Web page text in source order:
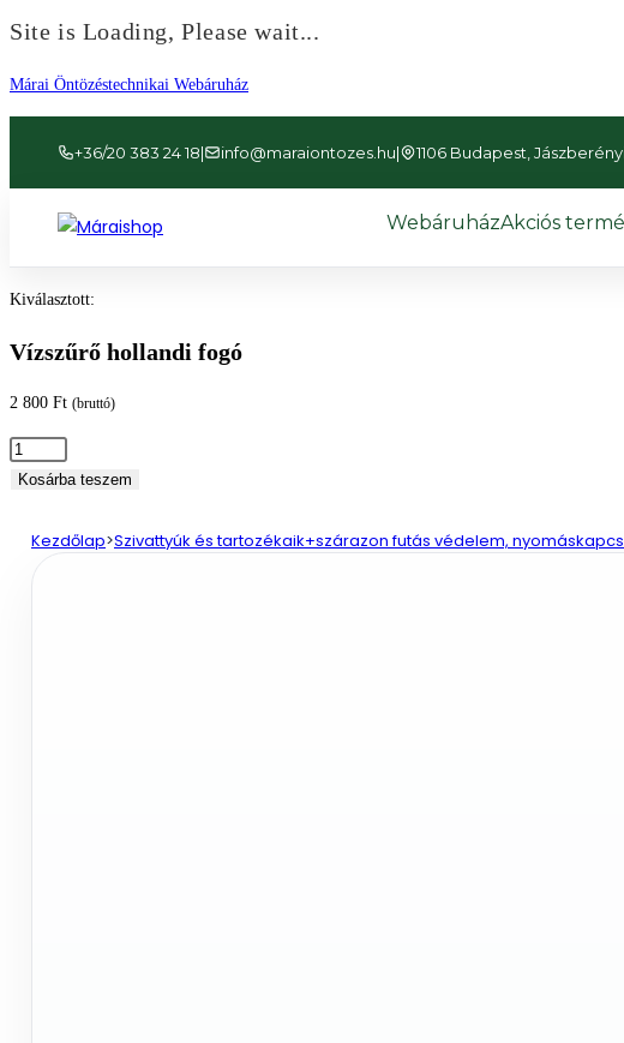
Site is Loading, Please wait...
Ugrás
a
tartalomhoz
Márai Öntözéstechnikai Webáruház
+36/20 383 24 18| info@maraiontozes.hu| 1106 Budapest, Jászberényi
WebáruházAkciós
Kiválasztott:
Vízszűrő hollandi fogó
2 800 Ft (bruttó)
Vízszűrő
hollandi
mennyiség
Kosárba teszem
Kezdőlap>Szivattyúk és tartozékaik+szárazon futás védelem,